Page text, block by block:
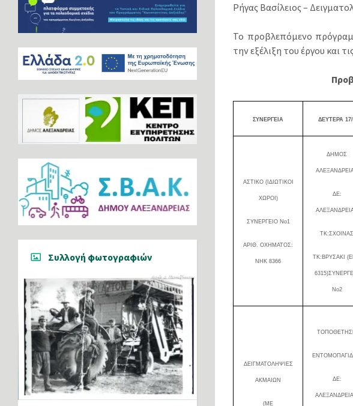
Ρήγας Βασίλειος –
Το προβλεπόμενο
την εξέλιξη του έργου και
ΣΥΝΕΡΓΕΙΑ ΔΕΥΤΕΡΑ 17/
ΑΣΤΙΚΟ (ΙΔΙΩΤΙΚΟΙ
ΧΩΡΟΙ)
ΣΥΝΕΡΓΕΙΟ Νο1
ΑΡΙΘ. ΟΧΗΜΑΤΟΣ:
ΝΗΚ 8366
ΔΗΜΟΣ
ΔΕ:
ΤΚ:ΣΧΟΙΝΑΣ
ΤΚ:ΒΡΥΣΑΚΙ
Νο2
ΔΕΙΓΜΑΤΟΛΗΨΙΕΣ
ΑΚΜΑΙΩΝ
(ΜΕ
ΔΕ:
Συλλογή φωτογραφιών